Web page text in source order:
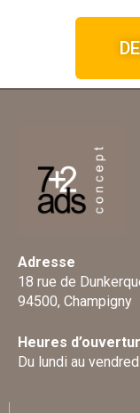
Adresse
18 rue de
94500, Champigny
Heures
Du lundi au